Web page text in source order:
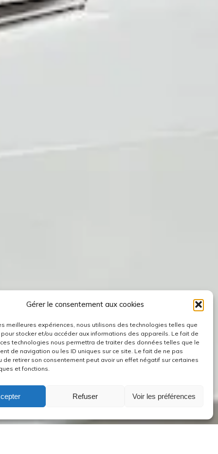
Gérer le consentement aux cookies
meilleures expériences, nous utilisons des technologies telles que
stocker et/ou accéder aux informations des appareils. Le fait de
technologies nous permettra de traiter des données telles que le
de navigation ou les ID uniques sur ce site. Le fait de ne pas
de retirer son consentement peut avoir un effet négatif sur certaines
et fonctions.
Refuser Voir les préférences